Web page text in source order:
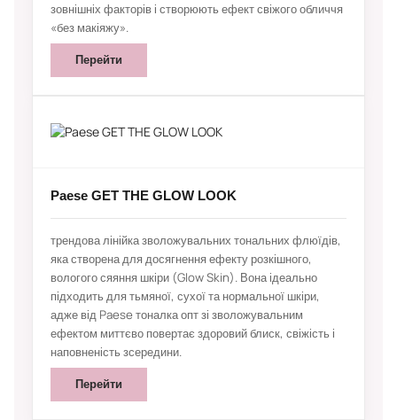
зовнішніх факторів і створюють ефект свіжого обличчя
«без макіяжу».
Перейти
Paese GET THE GLOW LOOK
трендова лінійка зволожувальних тональних флюїдів,
яка створена для досягнення ефекту розкішного,
вологого сяяння шкіри (Glow Skin). Вона ідеально
підходить для тьмяної, сухої та нормальної шкіри,
адже від Paese тоналка опт зі зволожувальним
ефектом миттєво повертає здоровий блиск, свіжість і
наповненість зсередини.
Перейти